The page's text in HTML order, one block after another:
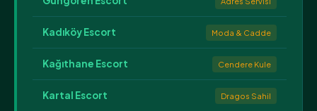
Kadıköy Escort Moda & Cadde
Kağıthane Escort Cendere Kule
Kartal Escort Dragos Sahil